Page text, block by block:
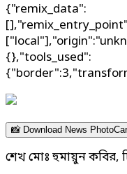
{"remix_data":
{},"tools_used":
📸 Download News
শেখ মোঃ হুমায়ুন কবির,